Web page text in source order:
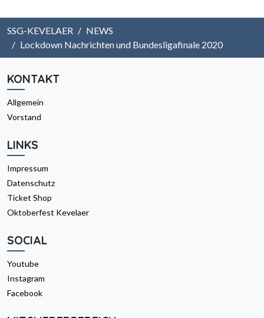
SSG-KEVELAER
NEWS
Lockdown Nachrichten und Bundesligafinale 2020
KONTAKT
Allgemein
Vorstand
LINKS
Impressum
Datenschutz
Ticket Shop
Oktoberfest Kevelaer
SOCIAL
Youtube
Instagram
Facebook